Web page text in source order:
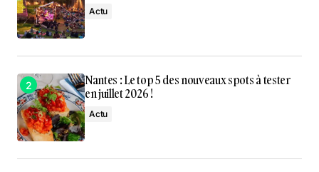
Actu
Nantes : Le top 5 des nouveaux spots à tester
en juillet 2026 !
Actu